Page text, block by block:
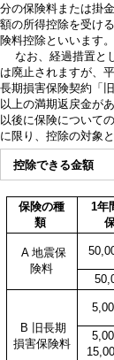
分の保険料または掛
額の所得控除を受け
険料控除といいます。
なお、経過措置と
は廃止されますが、
長期損害保険契約「
以上の満期返戻金が
以後に保険について
に限り、控除の対象と
控除できる金額
保険の種
類
1年
A 地震保
険料
B 旧長期
損害保険料